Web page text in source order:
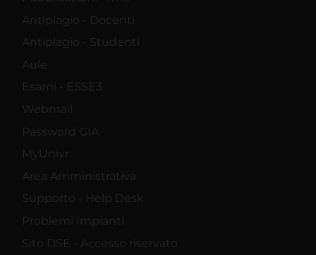
Antiplagio - Docenti
Antiplagio - Studenti
Aule
Esami - ESSE3
Webmail
Password GIA
MyUnivr
Area Amministrativa
Supporto - Help Desk
Problemi Impianti
Sito DSE - Accesso riservato